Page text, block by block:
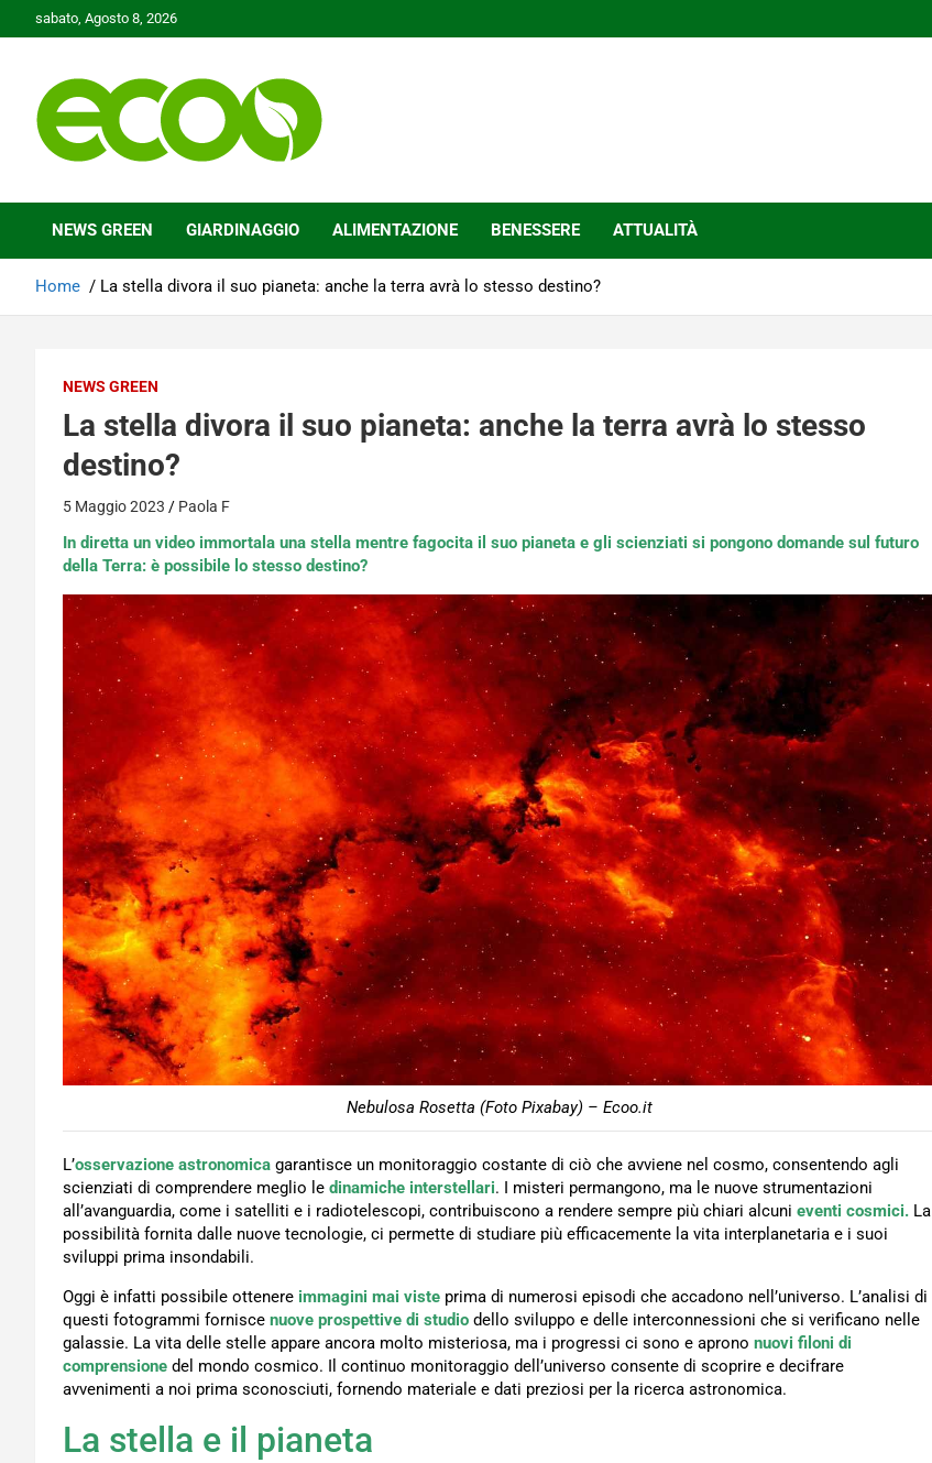
to
sabato, Agosto 8, 2026
Ecoo.it
NEWS GREEN GIARDINAGGIO ALIMENTAZIONE BENESSERE ATTUALITÀ
Home La stella divora il suo pianeta: anche la terra avrà lo stesso destino?
NEWS GREEN
La stella divora il suo pianeta: anche la terra avrà lo stesso
destino?
5 Maggio 2023 Paola F
In diretta un video immortala una stella mentre fagocita il suo pianeta e gli scienziati si pongono domande sul futuro
della Terra: è possibile lo stesso destino?
Nebulosa Rosetta (Foto Pixabay) – Ecoo.it
L’osservazione astronomica garantisce un monitoraggio costante di ciò che avviene nel cosmo, consentendo agli
scienziati di comprendere meglio le dinamiche interstellari. I misteri permangono, ma le nuove strumentazioni
all’avanguardia, come i satelliti e i radiotelescopi, contribuiscono a rendere sempre più chiari alcuni eventi cosmici. La
possibilità fornita dalle nuove tecnologie, ci permette di studiare più efficacemente la vita interplanetaria e i suoi
sviluppi prima insondabili.
Oggi è infatti possibile ottenere immagini mai viste prima di numerosi episodi che accadono nell’universo. L’analisi di
questi fotogrammi fornisce nuove prospettive di studio dello sviluppo e delle interconnessioni che si verificano nelle
galassie. La vita delle stelle appare ancora molto misteriosa, ma i progressi ci sono e aprono nuovi filoni di
comprensione del mondo cosmico. Il continuo monitoraggio dell’universo consente di scoprire e decifrare
avvenimenti a noi prima sconosciuti, fornendo materiale e dati preziosi per la ricerca astronomica.
La stella e il pianeta